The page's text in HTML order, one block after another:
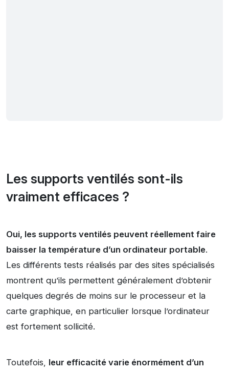
Les supports ventilés sont-ils
vraiment efficaces ?
Oui, les supports ventilés peuvent réellement faire
baisser la température d’un ordinateur portable.
Les différents tests réalisés par des sites spécialisés
montrent qu’ils permettent généralement d’obtenir
quelques degrés de moins sur le processeur et la
carte graphique, en particulier lorsque l’ordinateur
est fortement sollicité.
Toutefois, leur efficacité varie énormément d’un